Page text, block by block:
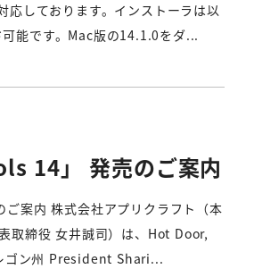
しております。インストーラは以
能です。Mac版の14.1.0をダ...
14」 発売のご案内
案内 株式会社アプリクラフト（本
取締役 女井誠司）は、Hot Door,
ゴン州 President Shari...